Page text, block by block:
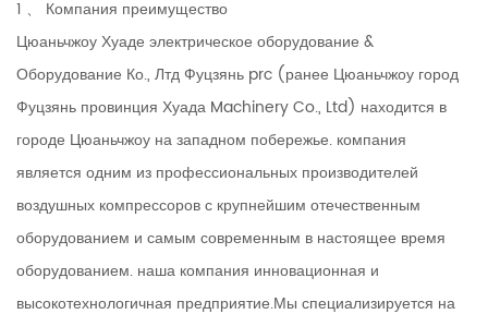
1 、 Компания преимущество
Цюаньчжоу Хуаде электрическое оборудование &
Оборудование Ко., Лтд Фуцзянь prc (ранее Цюаньчжоу город
Фуцзянь провинция Хуада Machinery Co., Ltd) находится в
городе Цюаньчжоу на западном побережье. компания
является одним из профессиональных производителей
воздушных компрессоров с крупнейшим отечественным
оборудованием и самым современным в настоящее время
оборудованием. наша компания инновационная и
высокотехнологичная предприятие.Мы специализируется на